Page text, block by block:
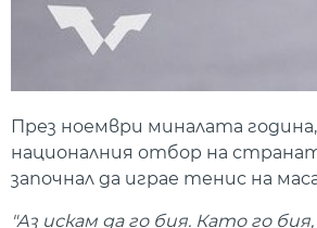
През ноември миналата
националния отбор на
започнал да играе тенис на
"Аз искам да го бия. Като го